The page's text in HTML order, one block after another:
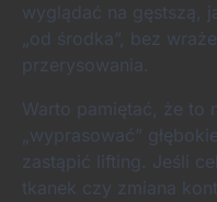
wyglądać na gęstszą,
„od środka”, bez
przerysowania.
Warto pamiętać, że to
„wyprasować”
zastąpić lifting. Jeśli
tkanek czy zmiana